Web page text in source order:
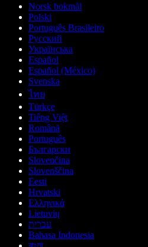
Norsk bokmål
Polski
Português Brasileiro
Русский
Українська
Español
Español (México)
Svenska
ไทย
Türkçe
Tiếng Việt
Română
Português
Български
Slovenčina
Slovenščina
Eesti
Hrvatski
Ελληνικά
Lietuvių
עברית
Bahasa Indonesia